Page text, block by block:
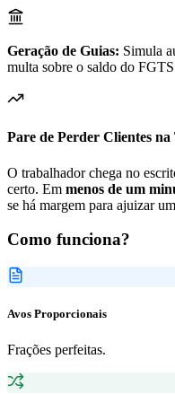
Geração de Guias: Simula
multa sobre o saldo do
Pare de Perder Clientes
O trabalhador chega no
certo. Em menos de um
se há margem para ajuizar
Como funciona?
Avos Proporcionais
Frações perfeitas.